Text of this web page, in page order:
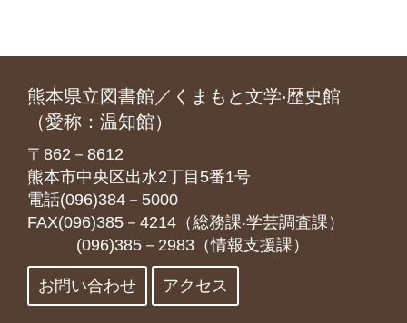
熊本県立図書館／くまもと文学‧歴史館
（愛称：温知館）
〒862－8612
熊本市中央区出水2丁目5番1号
電話(096)384－5000
FAX(096)385－4214（総務課‧学芸調査課）
(096)385－2983（情報支援課）
お問い合わせ アクセス